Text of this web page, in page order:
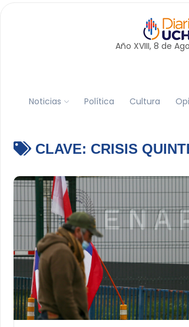
Año XVIII, 8 de
Noticias Política Cultura
CLAVE: CRISIS